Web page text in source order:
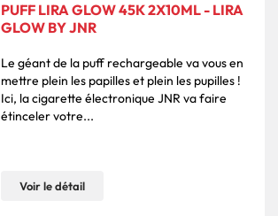
PUFF LIRA GLOW 45K 2X10ML - LIRA
GLOW BY JNR
Le géant de la puff rechargeable va vous en
mettre plein les papilles et plein les pupilles !
Ici, la cigarette électronique JNR va faire
étinceler votre...
Voir le détail